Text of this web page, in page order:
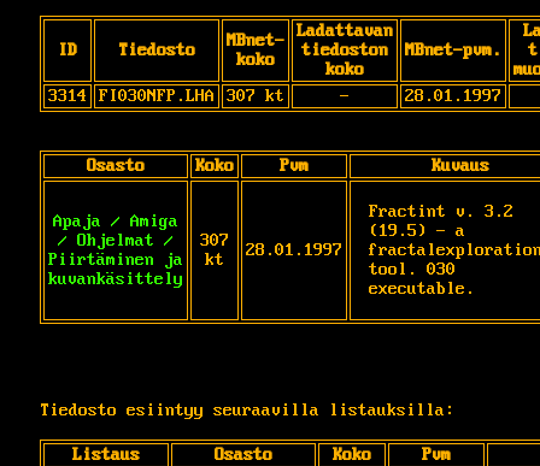
ID Tiedosto
MBnet-
koko
Ladattavan
tiedoston
koko
MBnet-pvm.
3314
FI030NFP.LHA 307 kt - 28.01.1997
Osasto Koko Pvm Kuvaus
Apaja / Amiga
/ Ohjelmat /
Piirtäminen ja
kuvankäsittely
307
kt
28.01.1997
Fractint v. 3.2
(19.5) - a
tool. 030
executable.
Tiedosto esiintyy seuraavilla listauksilla:
Listaus Osasto Koko Pvm